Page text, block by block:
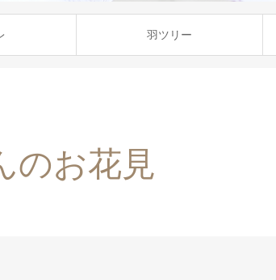
羽ツリー
のお花見